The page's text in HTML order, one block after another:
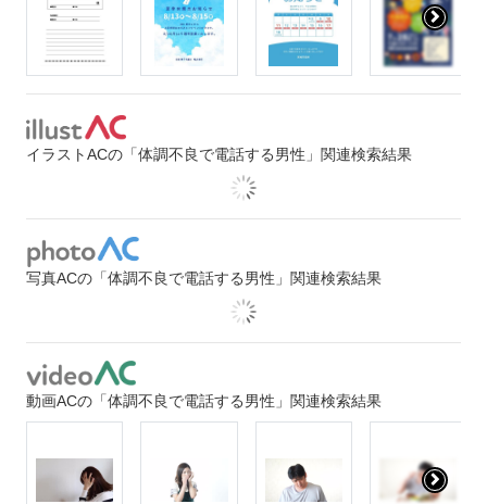
イラストACの「体調不良で電話する男性」関連検索結果
写真ACの「体調不良で電話する男性」関連検索結果
動画ACの「体調不良で電話する男性」関連検索結果